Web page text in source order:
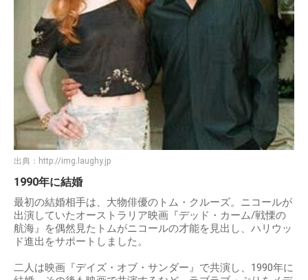
出典： http://img.laughy.jp
1990年に結婚
最初の結婚相手は、大物俳優のトム・クルーズ。ニコールが
出演していたオーストラリア映画『デッド・カーム/戦慄の
航海』を偶然見たトムがニコールの才能を見出し、ハリウッ
ド進出をサポートしました。
二人は映画『デイズ・オブ・サンダー』で共演し、1990年に